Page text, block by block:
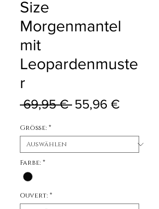
Size
Morgenmantel
mit
Leopardenmuste
r
69,95 € Standardpreis
55,96 €Sale-
Größe: *
Farbe: *
Ouvert: *